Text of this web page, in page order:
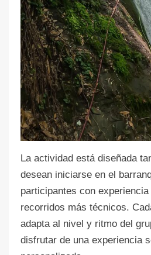
La actividad está diseñada
desean iniciarse en el
participantes con
recorridos más técnicos.
adapta al nivel y ritmo del
disfrutar de una experiencia